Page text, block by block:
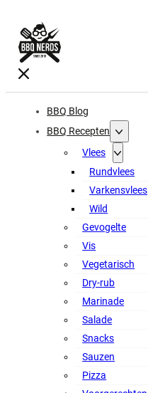
BBQ Blog
BBQ Recepten
Vlees
Rundvlees
Varkensvlees
Wild
Gevogelte
Vis
Vegetarisch
Dry-rub
Marinade
Salade
Snacks
Sauzen
Pizza